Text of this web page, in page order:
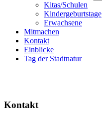
Kitas/Schulen
Kindergeburtstage
Erwachsene
Mitmachen
Kontakt
Einblicke
Tag der Stadtnatur
Kontakt